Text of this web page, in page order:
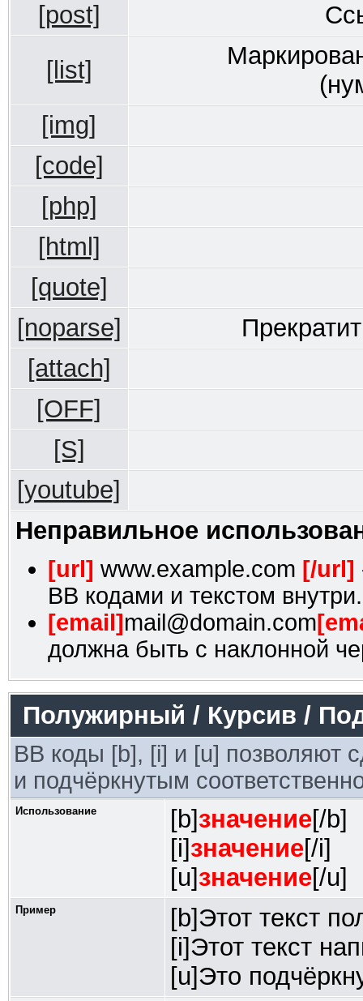
[post]
[list]
[img]
[code]
[php]
[html]
[quote]
[noparse]
[attach]
[OFF]
[S]
[youtube]
Неправильное
[url] www.example.com [/url]
BB кодами и текстом внутри.
[email]mail@domain.com
должна быть с наклонной
Полужирный / Курсив /
BB коды [b], [i] и [u] позволяют
и подчёркнутым
Использование [b]значение[/b]
[i]значение[/i]
[u]значение[/u]
Пример
[b]Этот текст
[i]Этот текст
[u]Это